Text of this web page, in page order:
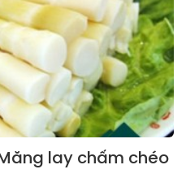
lay chấm chéo